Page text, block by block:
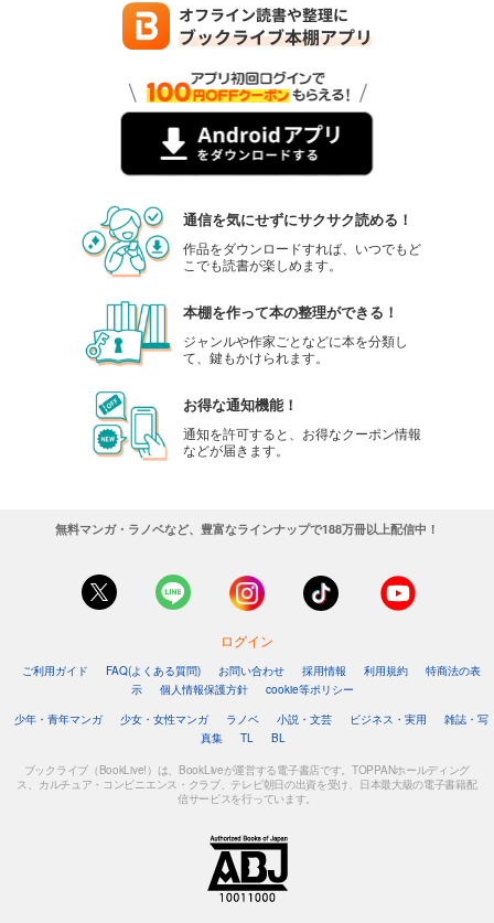
通信を気にせずにサクサク読める！
作品をダウンロードすれば、いつでもど
こでも読書が楽しめます。
本棚を作って本の整理ができる！
ジャンルや作家ごとなどに本を分類し
て、鍵もかけられます。
お得な通知機能！
通知を許可すると、お得なクーポン情報
などが届きます。
無料マンガ・ラノベなど、豊富なラインナップで188万冊以上配信中！
ログイン
ご利用ガイド FAQ(よくある質問) お問い合わせ 採用情報 利用規約
特商法の表
示
個人情報保護方針
cookie等ポリシー
少年・青年マンガ
少女・女性マンガ ラノベ 小説・文芸 ビジネス・実用
雑誌・写
真集
TL BL
ブックライブ（BookLive!）は、BookLiveが運営する電子書店です。TOPPANホールディング
ス、カルチュア・コンビニエンス・クラブ、テレビ朝日の出資を受け、日本最大級の電子書籍配
信サービスを行っています。